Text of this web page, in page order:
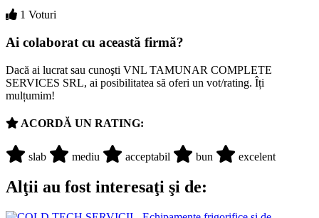
1 Voturi
Ai colaborat cu această firmă?
Dacă ai lucrat sau cunoşti VNL TAMUNAR COMPLETE
SERVICES SRL, ai posibilitatea să oferi un vot/rating. Îți
mulțumim!
ACORDĂ UN RATING:
slab mediu acceptabil bun excelent
Alţii au fost interesaţi şi de: